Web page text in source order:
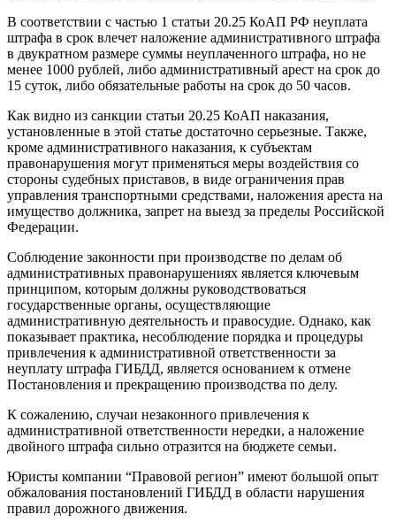
В соответствии с частью 1 статьи 20.25 КоАП РФ неуплата
штрафа в срок влечет наложение административного штрафа
в двукратном размере суммы неуплаченного штрафа, но не
менее 1000 рублей, либо административный арест на срок до
15 суток, либо обязательные работы на срок до 50 часов.
Как видно из санкции статьи 20.25 КоАП наказания,
установленные в этой статье достаточно серьезные. Также,
кроме административного наказания, к субъектам
правонарушения могут применяться меры воздействия со
стороны судебных приставов, в виде ограничения прав
управления транспортными средствами, наложения ареста на
имущество должника, запрет на выезд за пределы Российской
Федерации.
Соблюдение законности при производстве по делам об
административных правонарушениях является ключевым
принципом, которым должны руководствоваться
государственные органы, осуществляющие
административную деятельность и правосудие. Однако, как
показывает практика, несоблюдение порядка и процедуры
привлечения к административной ответственности за
неуплату штрафа ГИБДД, является основанием к отмене
Постановления и прекращению производства по делу.
К сожалению, случаи незаконного привлечения к
административной ответственности нередки, а наложение
двойного штрафа сильно отразится на бюджете семьи.
Юристы компании “Правовой регион” имеют большой опыт
обжалования постановлений ГИБДД в области нарушения
правил дорожного движения.